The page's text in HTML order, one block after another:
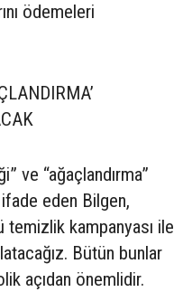
ödemeleri
ve “ağaçlandırma”
ifade eden Bilgen,
kampanyası ile
Bütün bunlar
açıdan önemlidir.